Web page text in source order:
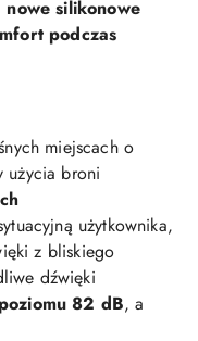
nowe silikonowe
podczas
miejscach o
użycia broni
użytkownika,
z bliskiego
dźwięki
82 dB, a